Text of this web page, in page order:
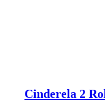
Cinderela 2